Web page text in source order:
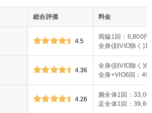
総合評価 料金
4.5
両脇1回：6,800円
全身(顔VIO除く)1
4.36
全身(顔VIO除く)6
全身+VIO6回：
4.26
腕全体1回：
足全体1回：